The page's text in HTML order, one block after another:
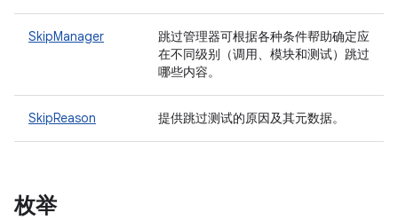
SkipManager
跳过管理器可根据各种条件帮助确定应
在不同级别（调用、模块和测试）跳过
哪些内容。
SkipReason 提供跳过测试的原因及其元数据。
枚举